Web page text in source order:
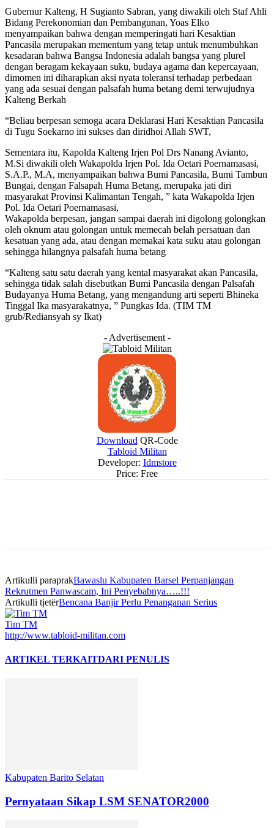
Gubernur Kalteng, H Sugianto Sabran, yang diwakili oleh Staf Ahli
Bidang Perekonomian dan Pembangunan, Yoas Elko
menyampaikan bahwa dengan memperingati hari Kesaktian
Pancasila merupakan mementum yang tetap untuk menumbuhkan
kesadaran bahwa Bangsa Indonesia adalah bangsa yang plurel
dengan beragam kekayaan suku, budaya agama dan kepercayaan,
dimomen ini diharapkan aksi nyata toleransi terhadap perbedaan
yang ada sesuai dengan palsafah huma betang demi terwujudnya
Kalteng Berkah
“Beliau berpesan semoga acara Deklarasi Hari Kesaktian Pancasila
di Tugu Soekarno ini sukses dan diridhoi Allah SWT,
Sementara itu, Kapolda Kalteng Irjen Pol Drs Nanang Avianto,
M.Si diwakili oleh Wakapolda Irjen Pol. Ida Oetari Poernamasasi,
S.A.P., M.A, menyampaikan bahwa Bumi Pancasila, Bumi Tambun
Bungai, dengan Falsapah Huma Betang, merupaka jati diri
masyarakat Provinsi Kalimantan Tengah, ” kata Wakapolda Irjen
Pol. Ida Oetari Poernamasasi,
Wakapolda berpesan, jangan sampai daerah ini digolong golongkan
oleh oknum atau golongan untuk memecah belah persatuan dan
kesatuan yang ada, atau dengan memakai kata suku atau golongan
sehingga hilangnya palsafah huma betang
“Kalteng satu satu daerah yang kental masyarakat akan Pancasila,
sehingga tidak salah disebutkan Bumi Pancasila dengan Palsafah
Budayanya Huma Betang, yang mengandung arti seperti Bhineka
Tinggal Ika masyarakatnya, ” Pungkas Ida. (TIM TM
grub/Rediansyah sy Ikat)
- Advertisement -
Download QR-Code
Tabloid Militan
Developer: Idmstore
Price: Free
Artikulli paraprakBawaslu Kabupaten Barsel Perpanjangan
Rekrutmen Panwascam, Ini Penyebabnya…..!!!
Artikulli tjetërBencana Banjir Perlu Penanganan Serius
Tim TM
http://www.tabloid-militan.com
ARTIKEL TERKAITDARI PENULIS
Kabupaten Barito Selatan
Pernyataan Sikap LSM SENATOR2000